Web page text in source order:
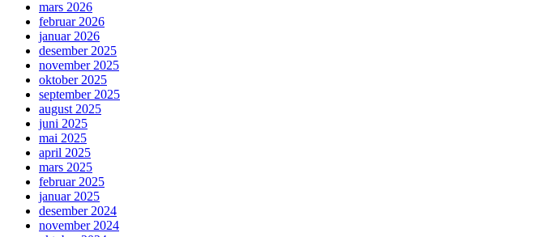
mars 2026
februar 2026
januar 2026
desember 2025
november 2025
oktober 2025
september 2025
august 2025
juni 2025
mai 2025
april 2025
mars 2025
februar 2025
januar 2025
desember 2024
november 2024